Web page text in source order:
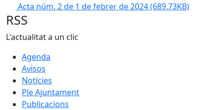
Acta núm. 2 de 1 de febrer de 2024(689.73KB)
RSS
L'actualitat a un clic
Agenda
Avisos
Notícies
Ple Ajuntament
Publicacions